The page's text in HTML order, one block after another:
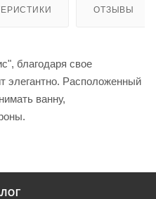
ОТЗЫВЫ
благодаря свое
элегантно. Расположенный
ванну,